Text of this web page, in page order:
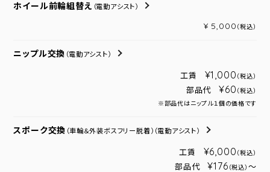
ホイール前輪組替え （電動アシスト）
¥ 5,000 （税込）
ニップル交換 （電動アシスト）
工賃 ¥1,000 （税込）
部品代 ¥60 （税込）
※部品代はニップル１個の価格です
スポーク交換 （車輪＆外装ボスフリー脱着） （電動アシスト）
工賃 ¥6,000 （税込）
部品代 ¥176 （税込） ～